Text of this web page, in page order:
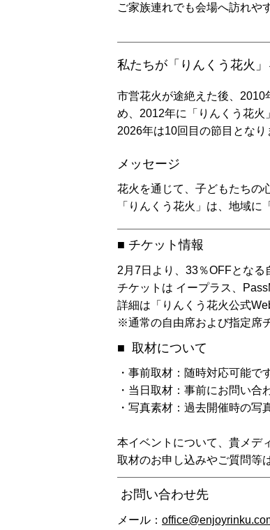
ご家族連れでも会場へ訪れや
私たちが「りんくう花火
市営花火が途絶えた後、
め、2012年に「りんくう花火
2026年は10回目の節目となり
メッセージ
花火を通じて、子どもたちの
「りんくう花火」は、地域に
■ チケット情報
2月7日より、33％OFFとなる
チケットは イープラス、
詳細は「りんくう花火公式
※通常の自由席および指定席
■ 取材について
・事前取材：随時対応可能で
・当日取材：事前にお問い合
・写真素材：過去開催時の写
本イベントについて、貴メデ
取材のお申し込みやご質問等
お問い合わせ先
メール：